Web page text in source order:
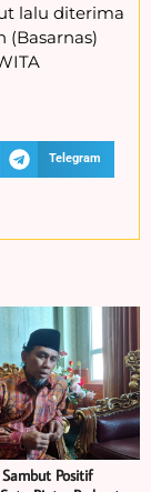
lalu diterima
(Basarnas)
Telegram
Positif